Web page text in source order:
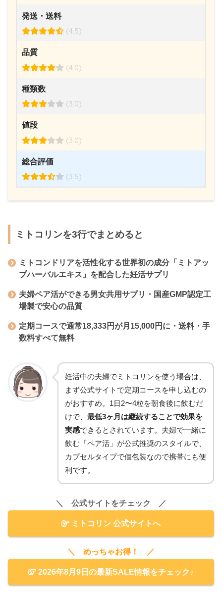
発送・送料
(4.5)
品質
(4.0)
種類数
(3.0)
値段
(3.0)
総合評価
(3.5)
ミトコリンを3行でまとめると
ミトコンドリアを活性化する世界初の成分「ミトアッ
プハーバルエキス」を配合した妊活サプリ
夫婦ペア活ができる男女共用サプリ・国産GMP認定工
場製で安心の品質
定期コースで通常18,333円が月15,000円に・送料・手
数料すべて無料
妊活中の夫婦でミトコリンを使う場合は、
まず公式サイトで定期コースを申し込むの
がおすすめ。1日2〜4粒を朝食後に飲むだ
けで、 最低3ヶ月は継続することで効果を
実感できるとされています。夫婦で一緒に
飲む「ペア活」が公式推奨のスタイルで、
カプセルタイプで個包装なので携帯にも便
利です。
＼ 公式サイトをチェック ／
ミトコリン 公式サイトへ
＼ めっちゃお得！ ／
2026年8月9日の最新SALE情報をチェック♪